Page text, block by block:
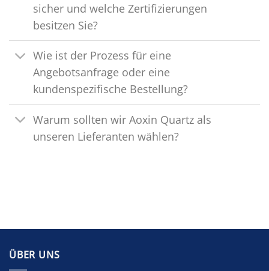
sicher und welche Zertifizierungen
besitzen Sie?
Wie ist der Prozess für eine
Angebotsanfrage oder eine
kundenspezifische Bestellung?
Warum sollten wir Aoxin Quartz als
unseren Lieferanten wählen?
ÜBER UNS